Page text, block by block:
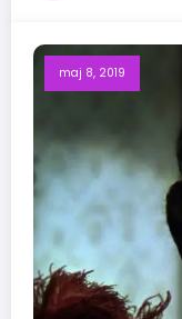
maj 8, 2019